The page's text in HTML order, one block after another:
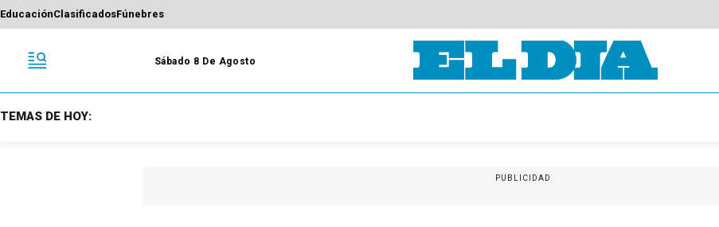
EducaciónClasificadosFúnebres
Sábado 8 De Agosto
TEMAS DE HOY:
PUBLICIDAD